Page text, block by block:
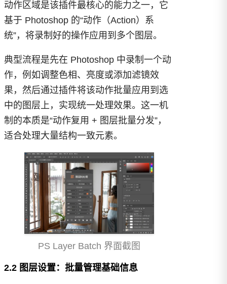
动作区域是该插件最核心的能力之一，它
基于 Photoshop 的“动作（Action）系
统”，将录制好的操作应用到多个图层。
典型流程是先在 Photoshop 中录制一个动
作，例如调整色相、亮度或添加滤镜效
果，然后通过插件将该动作批量应用到选
中的图层上，实现统一处理效果。这一机
制的本质是“动作复用 + 图层批量分发”，
适合处理大量结构一致元素。
PS Layer Batch 界面截图
2.2 图层设置：批量管理基础信息